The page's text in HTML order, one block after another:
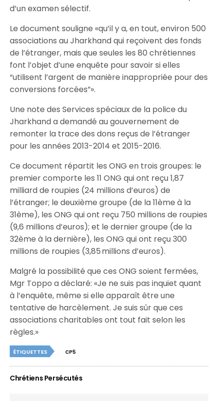
d’un examen sélectif.
Le document souligne «qu’il y a, en tout, environ 500
associations au Jharkhand qui reçoivent des fonds
de l’étranger, mais que seules les 80 chrétiennes
font l’objet d’une enquête pour savoir si elles
“utilisent l’argent de manière inappropriée pour des
conversions forcées”».
Une note des Services spéciaux de la police du
Jharkhand a demandé au gouvernement de
remonter la trace des dons reçus de l’étranger
pour les années 2013-2014 et 2015-2016.
Ce document répartit les ONG en trois groupes: le
premier comporte les 11 ONG qui ont reçu 1,87
milliard de roupies (24 millions d’euros) de
l’étranger; le deuxième groupe (de la 11ème à la
31ème), les ONG qui ont reçu 750 millions de roupies
(9,6 millions d’euros); et le dernier groupe (de la
32ème à la dernière), les ONG qui ont reçu 300
millions de roupies (3,85 millions d’euros).
Malgré la possibilité que ces ONG soient fermées,
Mgr Toppo a déclaré: «Je ne suis pas inquiet quant
à l’enquête, même si elle apparaît être une
tentative de harcèlement. Je suis sûr que ces
associations charitables ont tout fait selon les
règles.»
ÉTIQUETTES CP5
Chrétiens Persécutés